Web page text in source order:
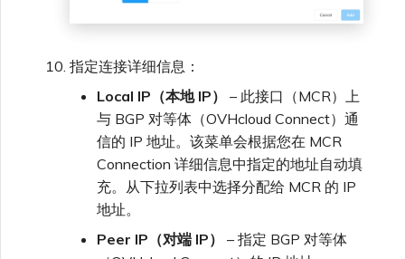
指定连接详细信息：
Local IP（本地 IP）
– 此接口（MCR）上
与 BGP 对等体（OVHcloud Connect）通
信的 IP 地址。该菜单会根据您在 MCR
Connection 详细信息中指定的地址自动填
充。从下拉列表中选择分配给 MCR 的 IP
地址。
Peer IP（对端 IP）
– 指定 BGP 对等体